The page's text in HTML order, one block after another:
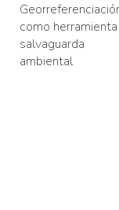
como
salvaguarda
ambiental